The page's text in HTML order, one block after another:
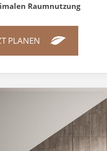
Raumnutzung
PLANEN